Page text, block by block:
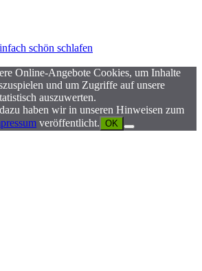
schön schlafen
Online-Angebote Cookies, um Inhalte
und um Zugriffe auf unsere
auszuwerten.
haben wir in unseren Hinweisen zum
veröffentlicht. OK